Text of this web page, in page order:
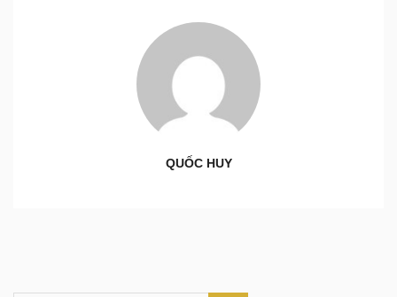
QUỐC HUY